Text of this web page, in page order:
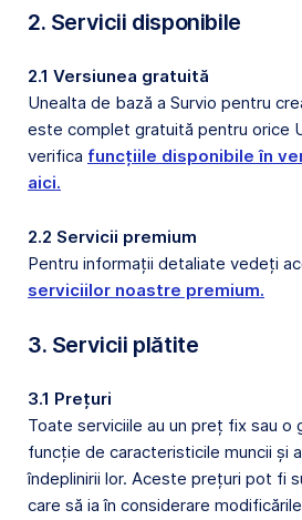
2. Servicii disponibile
2.1 Versiunea gratuită
Unealta de bază a Survio pentru
este complet gratuită pentru orice
verifica funcțiile disponibile în
aici.
2.2 Servicii premium
Pentru informații detaliate vedeți
serviciilor noastre premium.
3. Servicii plătite
3.1 Prețuri
Toate serviciile au un preț fix sau o
funcție de caracteristicile muncii și
îndeplinirii lor. Aceste prețuri pot fi
care să ia în considerare